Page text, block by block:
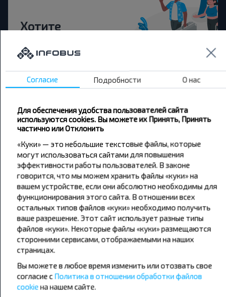
Хотите
дешевле?
Не пропусти специальные акции, скидки и
другие интересные предложения INFOBUS.
путешествуй с нами дешевле!
Подписаться
Популярные автобусные
направления
Орша - Могилёв
Минск - Несвиж
Минск - Барановичи
Согласие Подробности О нас
Для обеспечения удобства пользователей сайта
используются cookies. Вы можете их Принять, Принять
частично или Отклонить
«Куки» — это небольшие текстовые файлы, которые
могут использоваться сайтами для повышения
эффективности работы пользователей. В законе
говорится, что мы можем хранить файлы «куки» на
вашем устройстве, если они абсолютно необходимы для
функционирования этого сайта. В отношении всех
остальных типов файлов «куки» необходимо получить
ваше разрешение. Этот сайт использует разные типы
файлов «куки». Некоторые файлы «куки» размещаются
сторонними сервисами, отображаемыми на наших
страницах.
Вы можете в любое время изменить или отозвать свое
согласие сПолитика в отношении обработки файлов
cookieна нашем сайте.